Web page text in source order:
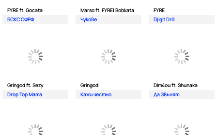
FYRE ft. Gocata
БСКС СФРФ
Marso ft. FYRE| Bobkata
Чукове
FYRE
Djigit Drill
Gringod ft. Sezy
Drop Top Mama
Gringod
Кажи честно
Dim4ou ft. Shunaka
Да Звънят